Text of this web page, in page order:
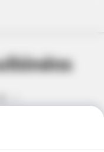
ปีนักษัตร